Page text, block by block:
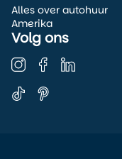
Alles over autohuur
Amerika
Volg ons